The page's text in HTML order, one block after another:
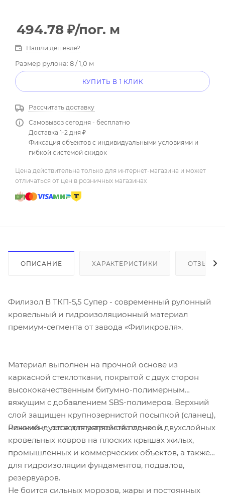
494.78 ₽/пог. м
Нашли дешевле?
Размер рулона: 8 / 1,0 м
КУПИТЬ В 1 КЛИК
Рассчитать доставку
Самовывоз сегодня - бесплатно
Доставка 1-2 дня ₽
Фиксация объектов с индивидуальными условиями и
гибкой системой скидок
Цена действительна только для интернет-магазина и может
отличаться от цен в розничных магазинах
ОПИСАНИЕ ХАРАКТЕРИСТИКИ ОТЗЫВЫ
Филизол В ТКП-5,5 Супер - современный рулонный
кровельный и гидроизоляционный материал
премиум-сегмента от завода «Филикровля».
Материал выполнен на прочной основе из
каркасной стеклоткани, покрытой с двух сторон
высококачественным битумно-полимерным
вяжущим с добавлением SBS-полимеров. Верхний
слой защищен крупнозернистой посыпкой (сланец),
нижний — легкооплавляемой пленкой.
Рекомендуется для устройства одно- и двухслойных
кровельных ковров на плоских крышах жилых,
промышленных и коммерческих объектов, а также
для гидроизоляции фундаментов, подвалов,
резервуаров.
Не боится сильных морозов, жары и постоянных